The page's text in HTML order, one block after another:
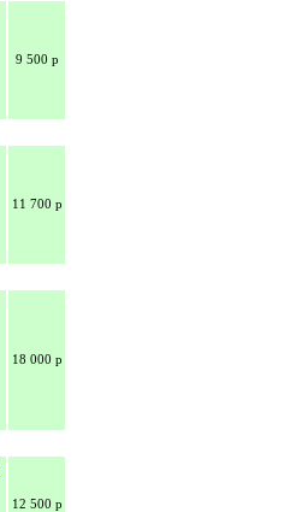
9 500 р
11 700 р
18 000 р
12 500 р